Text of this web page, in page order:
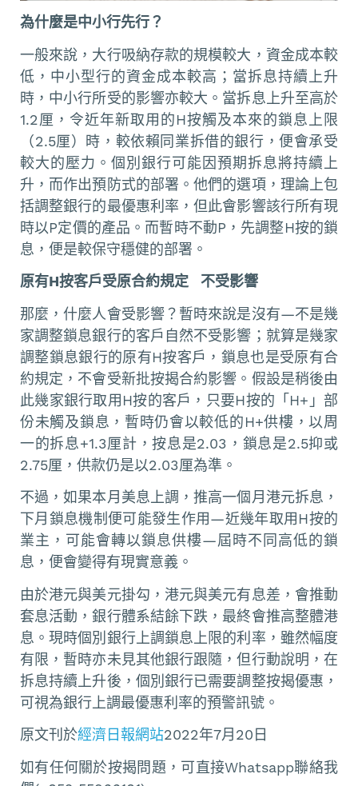
為什麼是中小行先行？
一般來說，大行吸納存款的規模較大，資金成本較
低，中小型行的資金成本較高；當拆息持續上升
時，中小行所受的影響亦較大。當拆息上升至高於
1.2厘，令近年新取用的H按觸及本來的鎖息上限
（2.5厘）時，較依賴同業拆借的銀行，便會承受
較大的壓力。個別銀行可能因預期拆息將持續上
升，而作出預防式的部署。他們的選項，理論上包
括調整銀行的最優惠利率，但此會影響該行所有現
時以P定價的產品。而暫時不動P，先調整H按的鎖
息，便是較保守穩健的部署。
原有H按客戶受原合約規定 不受影響
那麼，什麼人會受影響？暫時來說是沒有—不是幾
家調整鎖息銀行的客戶自然不受影響；就算是幾家
調整鎖息銀行的原有H按客戶，鎖息也是受原有合
約規定，不會受新批按揭合約影響。假設是稍後由
此幾家銀行取用H按的客戶，只要H按的「H+」部
份未觸及鎖息，暫時仍會以較低的H+供樓，以周
一的拆息+1.3厘計，按息是2.03，鎖息是2.5抑或
2.75厘，供款仍是以2.03厘為準。
不過，如果本月美息上調，推高一個月港元拆息，
下月鎖息機制便可能發生作用—近幾年取用H按的
業主，可能會轉以鎖息供樓—屆時不同高低的鎖
息，便會變得有現實意義。
由於港元與美元掛勾，港元與美元有息差，會推動
套息活動，銀行體系結餘下跌，最終會推高整體港
息。現時個別銀行上調鎖息上限的利率，雖然幅度
有限，暫時亦未見其他銀行跟隨，但行動說明，在
拆息持續上升後，個別銀行已需要調整按揭優惠，
可視為銀行上調最優惠利率的預警訊號。
原文刊於經濟日報網站2022年7月20日
如有任何關於按揭問題，可直接Whatsapp聯絡我